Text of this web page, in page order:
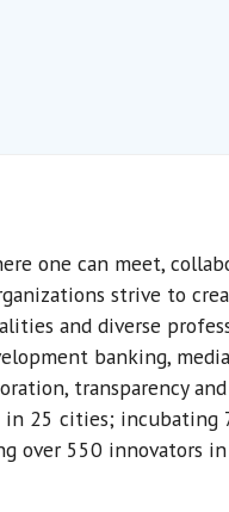
one can meet,
strive to
and diverse
banking,
transparency
25 cities; incubating
over 550 innovators